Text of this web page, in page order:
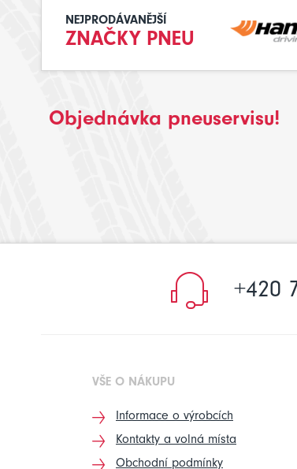
NEJPRODÁVANĚJŠÍ
ZNAČKY PNEU
Objednávka pneuservisu!
+420
VŠE O NÁKUPU
Informace o výrobcích
Kontakty a volná místa
Obchodní podmínky